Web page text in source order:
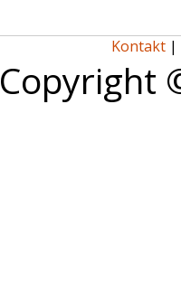
Kontakt |
Copyright